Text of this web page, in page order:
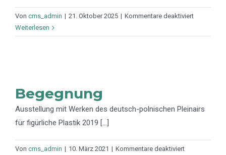
Von cms_admin | 21. Oktober 2025 | Kommentare deaktiviertfür
–
Weiterlesen
Begegnung
Ausstellung mit Werken des deutsch-polnischen Pleinairs
für figürliche Plastik 2019 [...]
Von cms_admin | 10. März 2021 | Kommentare deaktiviertfür